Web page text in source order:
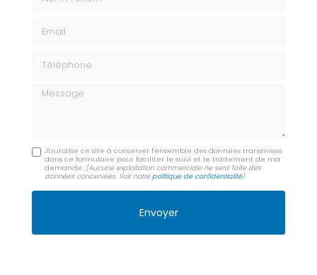
Message
J'autorise ce site à conserver l'ensemble des données transmises
dans ce formulaire pour faciliter le suivi et le traitement de ma
demande. (Aucune exploitation commerciale ne sera faite des
données concervées. Voir notrepolitique de confidentialité)